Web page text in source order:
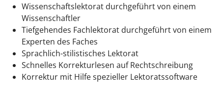
Wissenschaftslektorat durchgeführt von einem
Wissenschaftler
Tiefgehendes Fachlektorat durchgeführt von einem
Experten des Faches
Sprachlich-stilistisches Lektorat
Schnelles Korrekturlesen auf Rechtschreibung
Korrektur mit Hilfe spezieller Lektoratssoftware